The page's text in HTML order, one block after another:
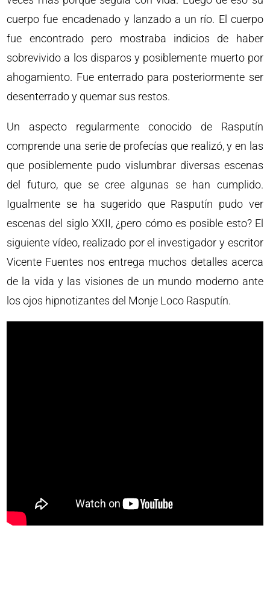
cuerpo fue encadenado y lanzado a un río. El cuerpo
fue encontrado pero mostraba indicios de haber
sobrevivido a los disparos y posiblemente muerto por
ahogamiento. Fue enterrado para posteriormente ser
desenterrado y quemar sus restos.
Un aspecto regularmente conocido de Rasputín
comprende una serie de profecías que realizó, y en las
que posiblemente pudo vislumbrar diversas escenas
del futuro, que se cree algunas se han cumplido.
Igualmente se ha sugerido que Rasputín pudo ver
escenas del siglo XXII, ¿pero cómo es posible esto? El
siguiente vídeo, realizado por el investigador y escritor
Vicente Fuentes nos entrega muchos detalles acerca
de la vida y las visiones de un mundo moderno ante
los ojos hipnotizantes del Monje Loco Rasputín.